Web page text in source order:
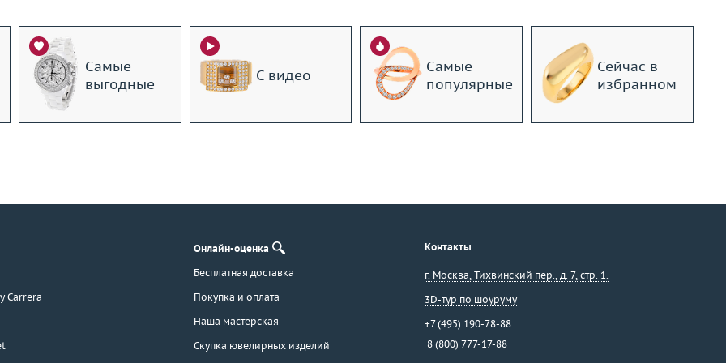
Самые
выгодные
С видео
Самые
популярные
Сейчас в
избранном
Carrera
Онлайн-оценка
Бесплатная доставка
Покупка и оплата
Наша мастерская
Скупка ювелирных изделий
Контакты
г. Москва, Тихвинский пер., д. 7, стр. 1.
3D-тур по шоуруму
+7 (495) 190-78-88
8 (800) 777-17-88